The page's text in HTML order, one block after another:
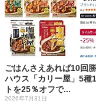
ごはんさえあれば10回
ハウス「カリー屋」5種
トを25％オフで...
2026年7月31日